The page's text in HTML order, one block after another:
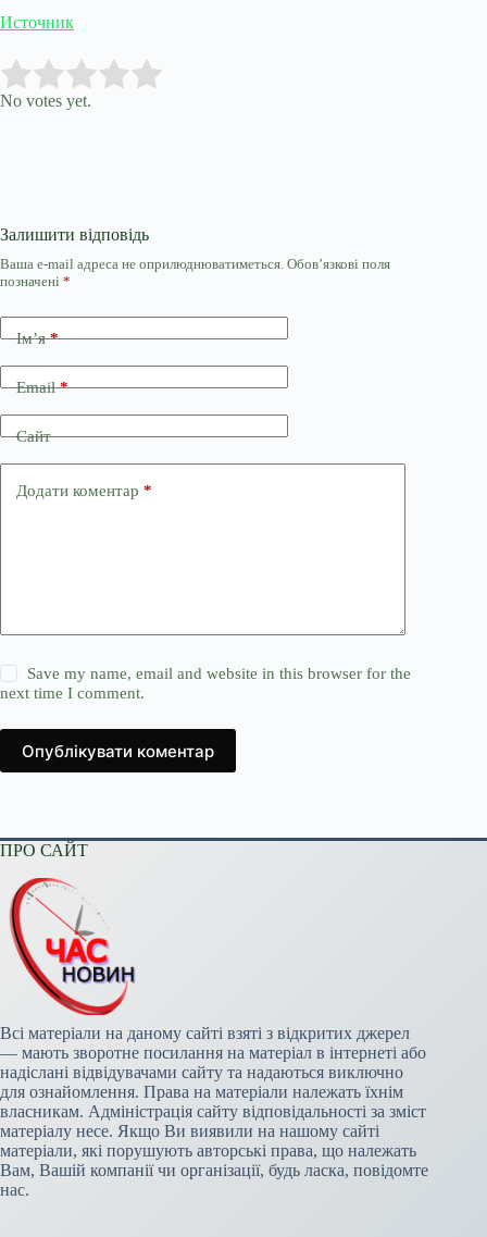
Источник
Rate this item:
No votes yet.
Залишити відповідь
Ваша e-mail адреса не оприлюднюватиметься. Обов’язкові поля
позначені *
Ім’я*
Email*
Сайт
Додати коментар *
Save my name, email and website in this browser for the
next time I comment.
Опублікувати коментар
ПРО САЙТ
Всі матеріали на даному сайті взяті з відкритих джерел
— мають зворотне посилання на матеріал в інтернеті або
надіслані відвідувачами сайту та надаються виключно
для ознайомлення. Права на матеріали належать їхнім
власникам. Адміністрація сайту відповідальності за зміст
матеріалу несе. Якщо Ви виявили на нашому сайті
матеріали, які порушують авторські права, що належать
Вам, Вашій компанії чи організації, будь ласка, повідомте
нас.